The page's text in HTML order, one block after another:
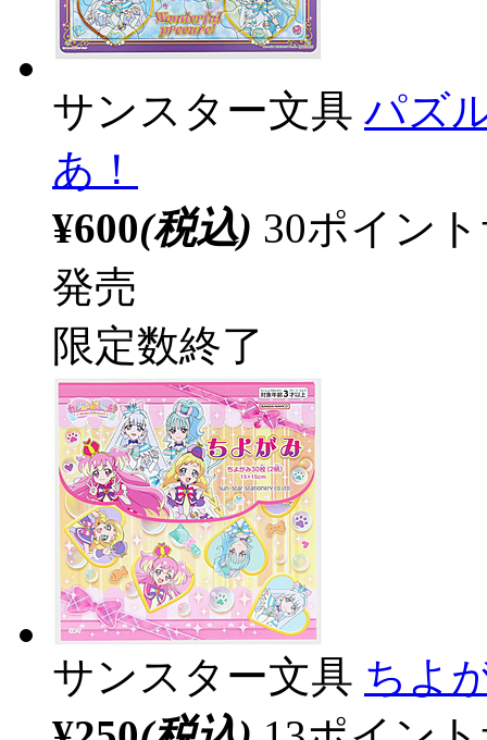
サンスター文具 パズ
あ！
¥600(税込) 30ポイン
発売
限定数終了
サンスター文具 ちよ